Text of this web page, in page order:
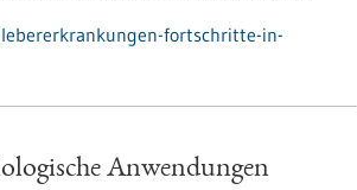
fortschritte-in-
Anwendungen